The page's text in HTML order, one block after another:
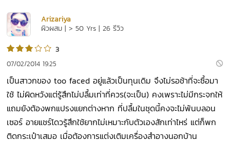
Arizariya
ผิวผสม | > 50 Yrs | 26 รีวิว
3
07/02/2014 19:25
เป็นสาวกของ too faced อยู่แล้วเป็นทุนเดิม จึงไม่รอช้าที่จะซื้อมา
ใช้ ไม่ผิดหวังแต่รู้สึกไม่ปลื้มเท่าที่ควร(จะเป็น) คงเพราะไม่มีกระจกให้
แถมยังต้องพกแปรงแยกต่างหาก ที่ปลื้มในชุดนี้คงจะไม่พ้นบลอน
เซอร์ อายแชร์โดวรู้สึกใช้ยากไม่เหมาะกับตัวเองสักเท่าไหร่ แต่ก็พก
ติดกระเป๋าเสมอ เมื่อต้องการแต่งเติมเครื่องสำอางนอกบ้าน